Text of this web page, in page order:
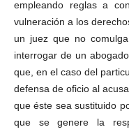
empleando reglas a
vulneración a los
un juez que no
interrogar de un
que, en el caso del
defensa de oficio al
que éste sea sustituido
que se genere la